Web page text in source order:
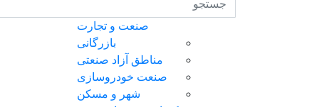
صنعت و تجارت
بازرگانی
مناطق آزاد صنعتی
صنعت خودروسازی
شهر و مسکن